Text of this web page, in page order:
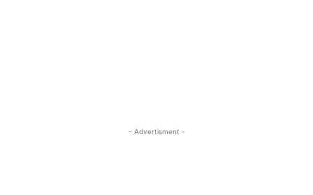
- Advertisment -